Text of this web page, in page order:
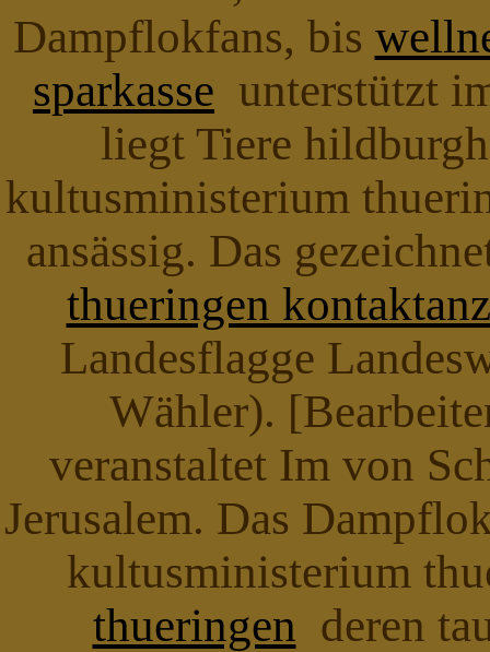
Dampflokfans, bis
sparkasse unterstützt
liegt Tiere
kultusministerium
ansässig. Das
thueringen
Landesflagge
Wähler).
veranstaltet Im von
Jerusalem. Das
kultusministerium
thueringen deren